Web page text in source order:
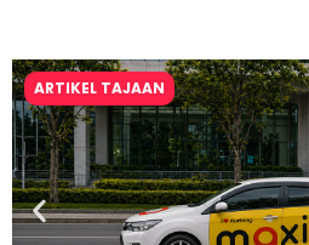
ARTIKEL TAJAAN